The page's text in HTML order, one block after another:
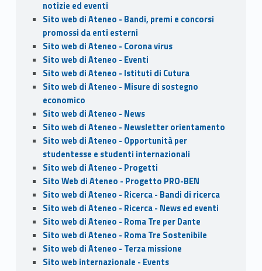
notizie ed eventi
Sito web di Ateneo - Bandi, premi e concorsi
promossi da enti esterni
Sito web di Ateneo - Corona virus
Sito web di Ateneo - Eventi
Sito web di Ateneo - Istituti di Cutura
Sito web di Ateneo - Misure di sostegno
economico
Sito web di Ateneo - News
Sito web di Ateneo - Newsletter orientamento
Sito web di Ateneo - Opportunità per
studentesse e studenti internazionali
Sito web di Ateneo - Progetti
Sito Web di Ateneo - Progetto PRO-BEN
Sito web di Ateneo - Ricerca - Bandi di ricerca
Sito web di Ateneo - Ricerca - News ed eventi
Sito web di Ateneo - Roma Tre per Dante
Sito web di Ateneo - Roma Tre Sostenibile
Sito web di Ateneo - Terza missione
Sito web internazionale - Events